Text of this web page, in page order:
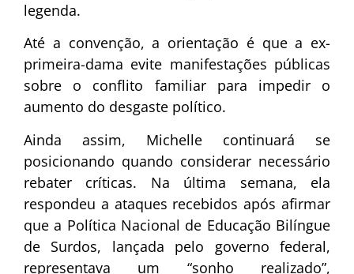
legenda.
Até a convenção, a orientação é que a ex-
primeira-dama evite manifestações públicas
sobre o conflito familiar para impedir o
aumento do desgaste político.
Ainda assim, Michelle continuará se
posicionando quando considerar necessário
rebater críticas. Na última semana, ela
respondeu a ataques recebidos após afirmar
que a Política Nacional de Educação Bilíngue
de Surdos, lançada pelo governo federal,
representava um “sonho realizado”,